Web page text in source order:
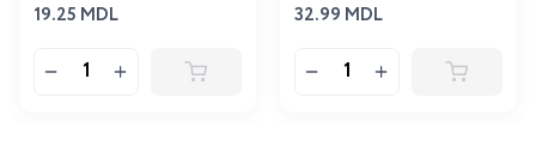
19.25 MDL 32.99 MDL